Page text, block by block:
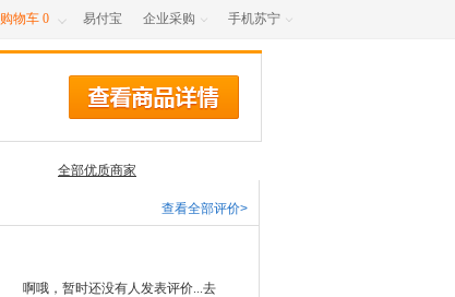
购物车 0  易付宝 企业采购  手机苏宁 
全部优质商家
查看全部评价>
啊哦，暂时还没有人发表评价...去